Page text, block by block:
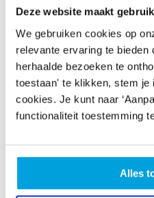
Deze website maakt
We gebruiken cookies op
relevante ervaring te bieden
herhaalde bezoeken te
toestaan' te klikken, stem je
cookies. Je kunt naar
functionaliteit toestemming
Alles
Donderdag 5 juni
Hoe zet je
zichtbaarheid te
efficiënter te maken?
Effectief leden
Woensdag 11 juni
Ontdek strategieën
binden en actief te
groep.
Leren pitchen
Leer hoe je jouw
overtuigend
Alles over
Maandag 23 juni